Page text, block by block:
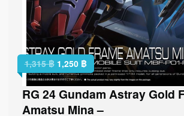
1,315฿ 1,250 ฿
RG 24 Gundam Astray Gold
Amatsu Mina –